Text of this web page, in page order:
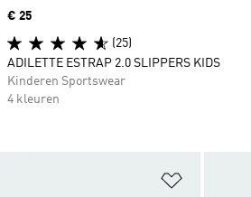
Price
€ 25
(25)
ADILETTE ESTRAP 2.0 SLIPPERS KIDS
Kinderen Sportswear
4 kleuren